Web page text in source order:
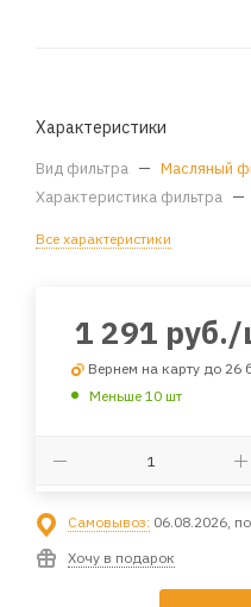
Характеристики
Вид фильтра — Масляный
Характеристика фильтра —
Все характеристики
1 291 руб./
Вернем на карту до 26
Меньше 10 шт
Самовывоз: 06.08.2026,
Хочу в подарок